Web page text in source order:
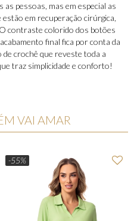
pessoas, mas em especial as
em recuperação cirúrgica,
contraste colorido dos botões
final fica por conta da
de crochê que reveste toda a
traz simplicidade e conforto!
VAI AMAR
-55%